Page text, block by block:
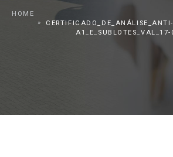
HOME